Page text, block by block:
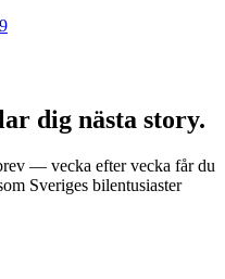
dig nästa story.
— vecka efter vecka får du
Sveriges bilentusiaster